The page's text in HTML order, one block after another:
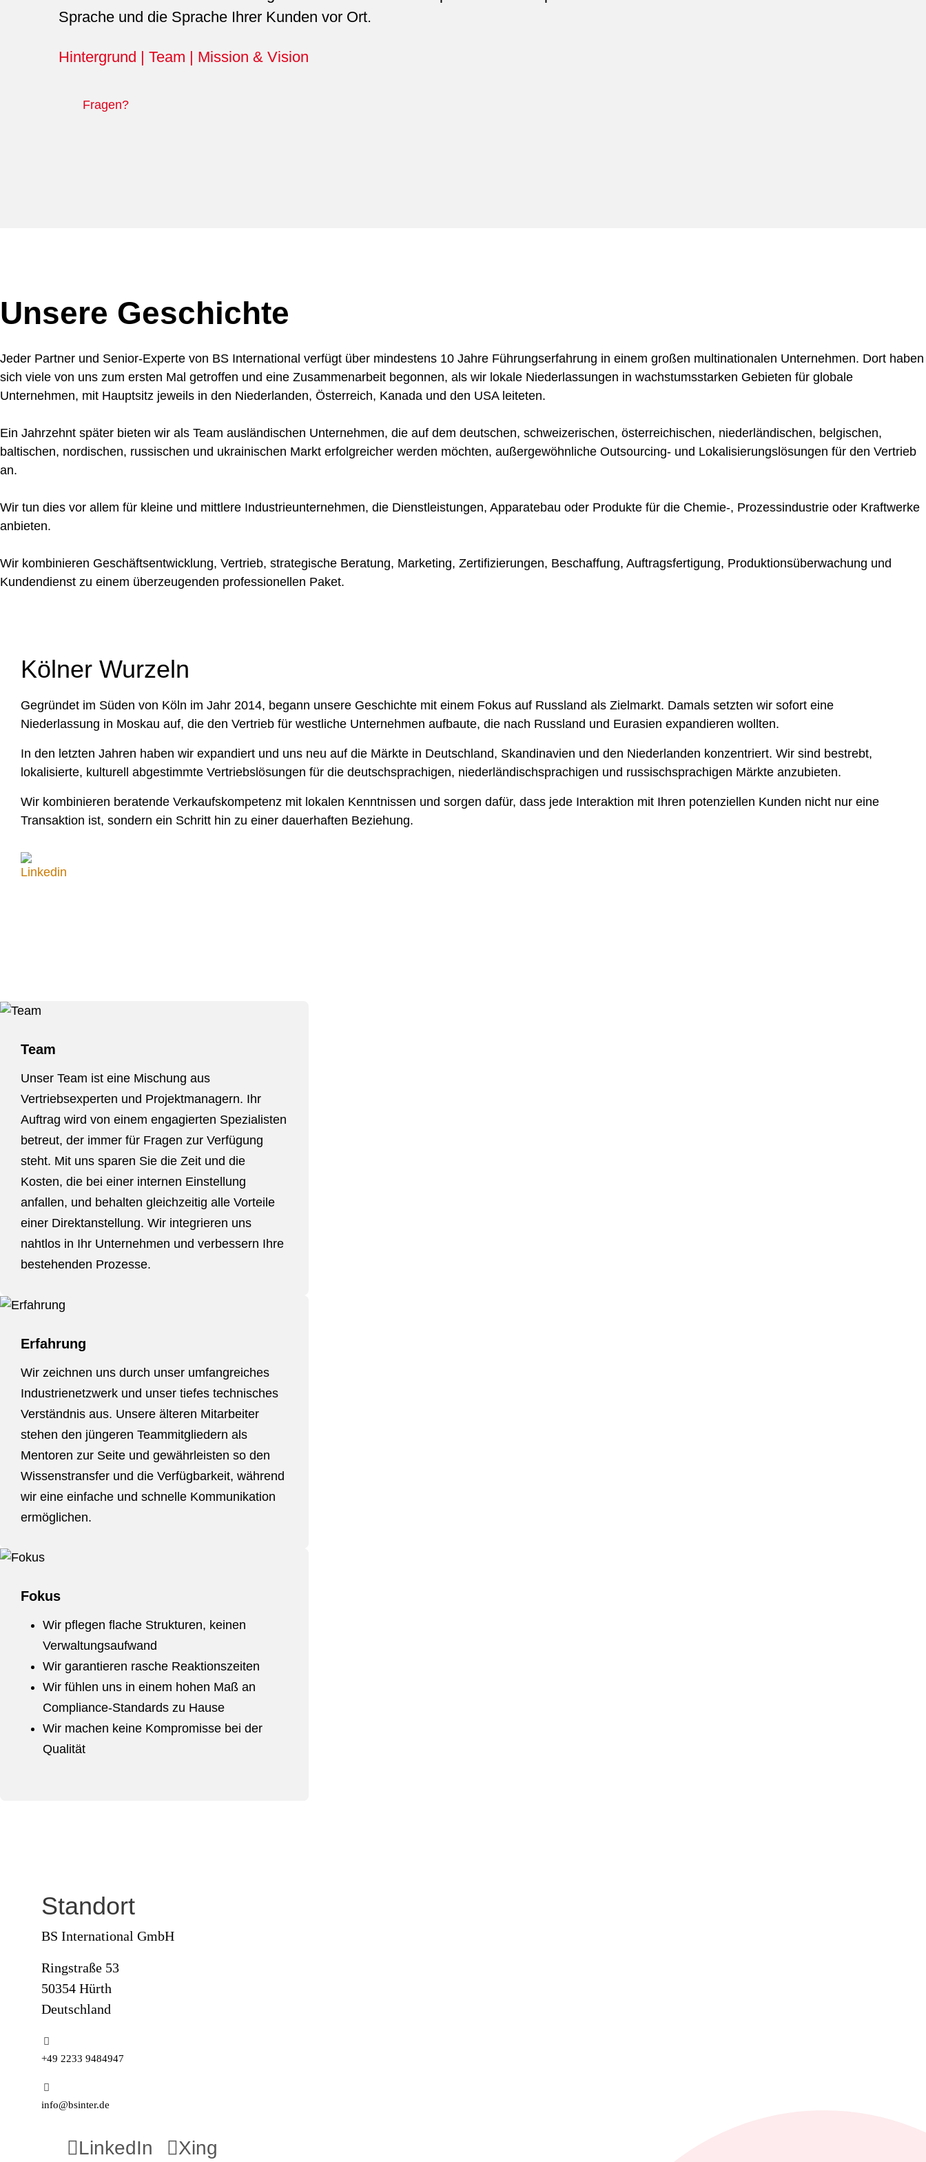
Sprache und die Sprache Ihrer Kunden vor Ort.
Hintergrund | Team | Mission & Vision
Fragen?
Unsere Geschichte
Jeder Partner und Senior-Experte von BS International verfügt über mindestens 10 Jahre Führungserfahrung in einem großen multinationalen Unternehmen. Dort haben
sich viele von uns zum ersten Mal getroffen und eine Zusammenarbeit begonnen, als wir lokale Niederlassungen in wachstumsstarken Gebieten für globale
Unternehmen, mit Hauptsitz jeweils in den Niederlanden, Österreich, Kanada und den USA leiteten.
Ein Jahrzehnt später bieten wir als Team ausländischen Unternehmen, die auf dem deutschen, schweizerischen, österreichischen, niederländischen, belgischen,
baltischen, nordischen, russischen und ukrainischen Markt erfolgreicher werden möchten, außergewöhnliche Outsourcing- und Lokalisierungslösungen für den Vertrieb
an.
Wir tun dies vor allem für kleine und mittlere Industrieunternehmen, die Dienstleistungen, Apparatebau oder Produkte für die Chemie-, Prozessindustrie oder Kraftwerke
anbieten.
Wir kombinieren Geschäftsentwicklung, Vertrieb, strategische Beratung, Marketing, Zertifizierungen, Beschaffung, Auftragsfertigung, Produktionsüberwachung und
Kundendienst zu einem überzeugenden professionellen Paket.
Kölner Wurzeln
Gegründet im Süden von Köln im Jahr 2014, begann unsere Geschichte mit einem Fokus auf Russland als Zielmarkt. Damals setzten wir sofort eine
Niederlassung in Moskau auf, die den Vertrieb für westliche Unternehmen aufbaute, die nach Russland und Eurasien expandieren wollten.
In den letzten Jahren haben wir expandiert und uns neu auf die Märkte in Deutschland, Skandinavien und den Niederlanden konzentriert. Wir sind bestrebt,
lokalisierte, kulturell abgestimmte Vertriebslösungen für die deutschsprachigen, niederländischsprachigen und russischsprachigen Märkte anzubieten.
Wir kombinieren beratende Verkaufskompetenz mit lokalen Kenntnissen und sorgen dafür, dass jede Interaktion mit Ihren potenziellen Kunden nicht nur eine
Transaktion ist, sondern ein Schritt hin zu einer dauerhaften Beziehung.
Team
Unser Team ist eine Mischung aus
Vertriebsexperten und Projektmanagern. Ihr
Auftrag wird von einem engagierten Spezialisten
betreut, der immer für Fragen zur Verfügung
steht. Mit uns sparen Sie die Zeit und die
Kosten, die bei einer internen Einstellung
anfallen, und behalten gleichzeitig alle Vorteile
einer Direktanstellung. Wir integrieren uns
nahtlos in Ihr Unternehmen und verbessern Ihre
bestehenden Prozesse.
Erfahrung
Wir zeichnen uns durch unser umfangreiches
Industrienetzwerk und unser tiefes technisches
Verständnis aus. Unsere älteren Mitarbeiter
stehen den jüngeren Teammitgliedern als
Mentoren zur Seite und gewährleisten so den
Wissenstransfer und die Verfügbarkeit, während
wir eine einfache und schnelle Kommunikation
ermöglichen.
Fokus
Wir pflegen flache Strukturen, keinen
Verwaltungsaufwand
Wir garantieren rasche Reaktionszeiten
Wir fühlen uns in einem hohen Maß an
Compliance-Standards zu Hause
Wir machen keine Kompromisse bei der
Qualität
Standort
BS International GmbH
Ringstraße 53
50354 Hürth
Deutschland
+49 2233 9484947
info@bsinter.de
LinkedIn Xing